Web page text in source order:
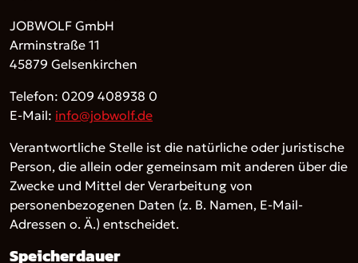
JOBWOLF GmbH
Arminstraße 11
45879 Gelsenkirchen
Telefon: 0209 408938 0
E-Mail: info@jobwolf.de
Verantwortliche Stelle ist die natürliche oder juristische
Person, die allein oder gemeinsam mit anderen über die
Zwecke und Mittel der Verarbeitung von
personenbezogenen Daten (z. B. Namen, E-Mail-
Adressen o. Ä.) entscheidet.
Speicherdauer